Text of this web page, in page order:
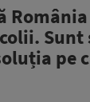
pe